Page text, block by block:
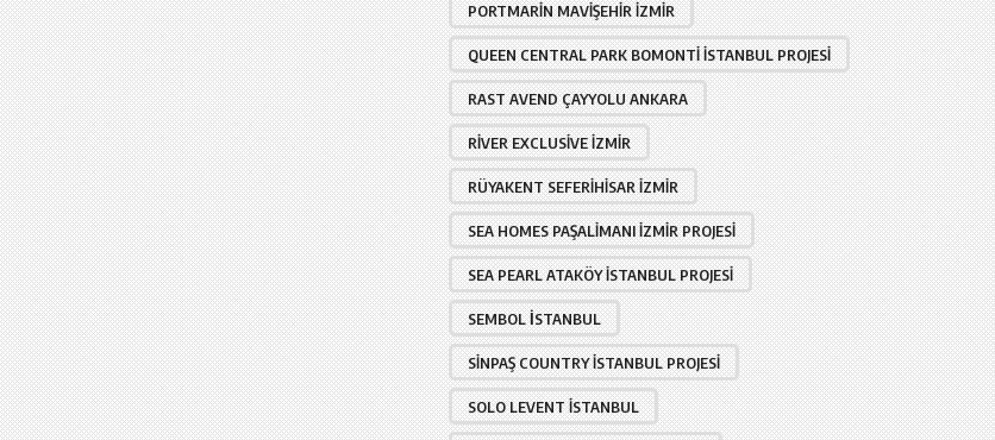
PORTMARIN MAVIŞEHIR İZMIR
QUEEN CENTRAL PARK BOMONTI İSTANBUL PROJESI
RAST AVEND ÇAYYOLU ANKARA
RIVER EXCLUSIVE İZMIR
RÜYAKENT SEFERIHISAR İZMIR
SEA HOMES PAŞALIMANI İZMIR PROJESI
SEA PEARL ATAKÖY İSTANBUL PROJESI
SEMBOL İSTANBUL
SINPAŞ COUNTRY İSTANBUL PROJESI
SOLO LEVENT İSTANBUL